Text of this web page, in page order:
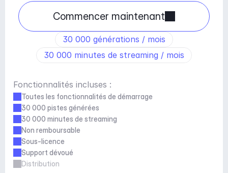
Commencer maintenant
30 000 générations / mois
30 000 minutes de streaming / mois
Fonctionnalités incluses :
Toutes les fonctionnalités de démarrage
30 000 pistes générées
30 000 minutes de streaming
Non remboursable
Sous-licence
Support dévoué
Distribution